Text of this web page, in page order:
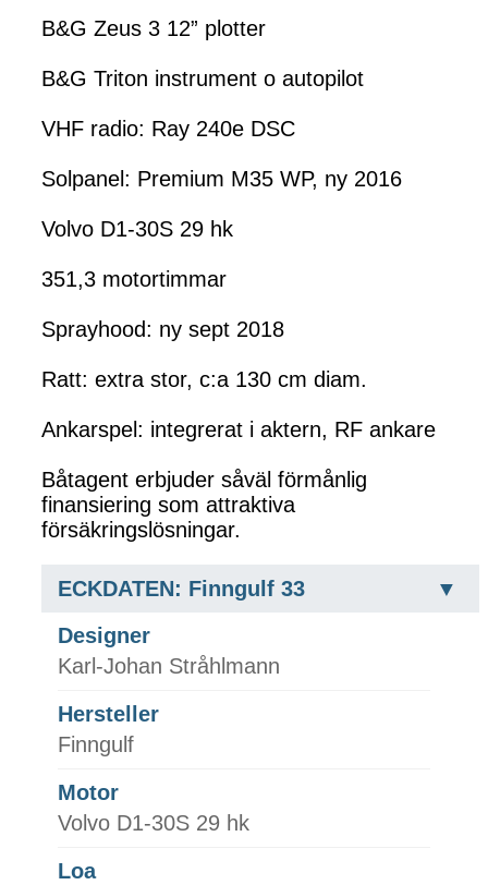
B&G Zeus 3 12” plotter
B&G Triton instrument o autopilot
VHF radio: Ray 240e DSC
Solpanel: Premium M35 WP, ny 2016
Volvo D1-30S 29 hk
351,3 motortimmar
Sprayhood: ny sept 2018
Ratt: extra stor, c:a 130 cm diam.
Ankarspel: integrerat i aktern, RF ankare
Båtagent erbjuder såväl förmånlig
finansiering som attraktiva
försäkringslösningar.
ECKDATEN: Finngulf 33
Designer
Karl-Johan Stråhlmann
Hersteller
Finngulf
Motor
Volvo D1-30S 29 hk
Loa